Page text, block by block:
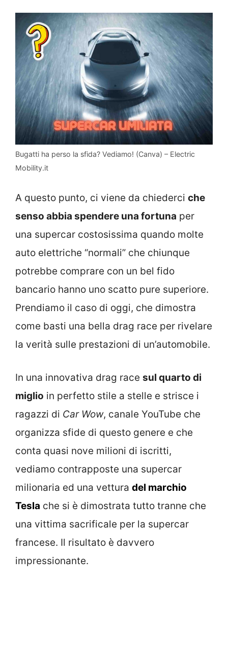
Bugatti ha perso la sfida? Vediamo! (Canva) – Electric
Mobility.it
A questo punto, ci viene da chiederci che
senso abbia spendere una fortuna per
una supercar costosissima quando molte
auto elettriche “normali” che chiunque
potrebbe comprare con un bel fido
bancario hanno uno scatto pure superiore.
Prendiamo il caso di oggi, che dimostra
come basti una bella drag race per rivelare
la verità sulle prestazioni di un’automobile.
In una innovativa drag race sul quarto di
miglio in perfetto stile a stelle e strisce i
ragazzi di Car Wow, canale YouTube che
organizza sfide di questo genere e che
conta quasi nove milioni di iscritti,
vediamo contrapposte una supercar
milionaria ed una vettura del marchio
Tesla che si è dimostrata tutto tranne che
una vittima sacrificale per la supercar
francese. Il risultato è davvero
impressionante.